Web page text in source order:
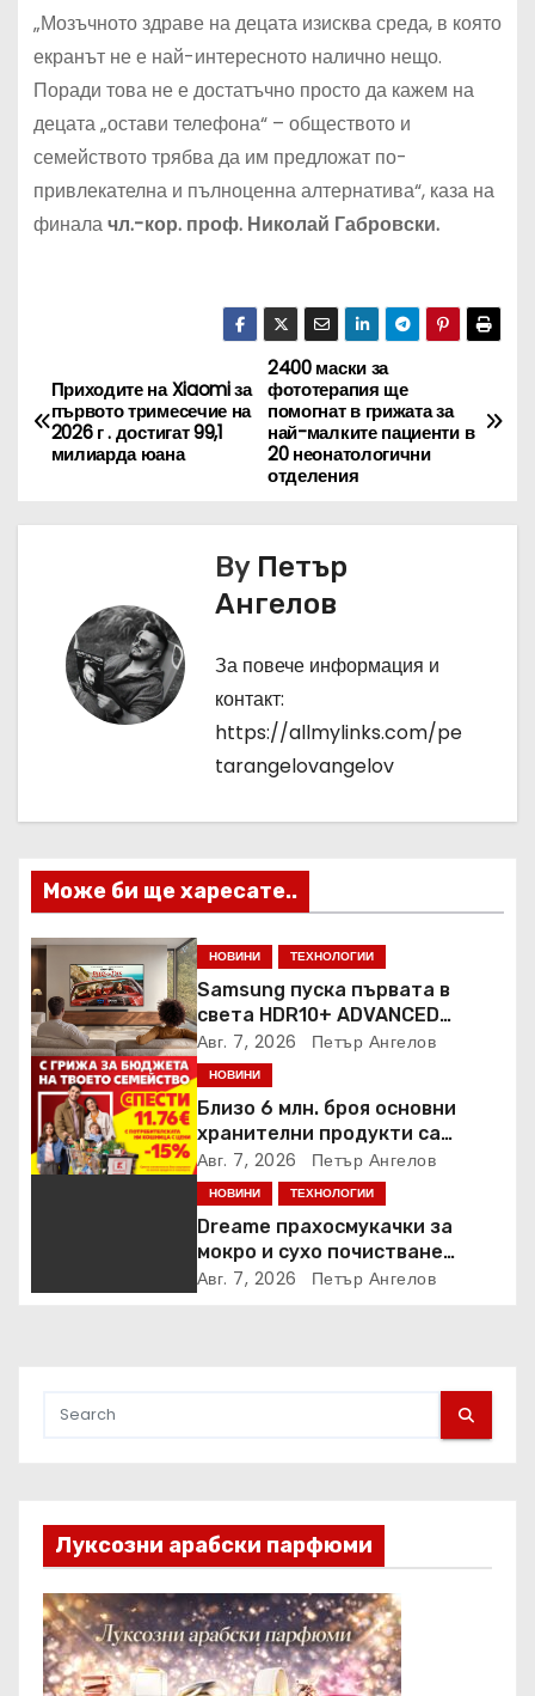
„Мозъчното здраве на децата изисква среда, в която
екранът не е най-интересното налично нещо.
Поради това не е достатъчно просто да кажем на
децата „остави телефона“ – обществото и
семейството трябва да им предложат по-
привлекателна и пълноценна алтернатива“, каза на
финалачл.-кор. проф. Николай Габровски.
Н
а
и
2400 маски за
фототерапия ще
помогнат в грижата за
най-малките пациенти в
20 неонатологични
отделения
Приходите на Xiaomi за
първото тримесечие на
2026 г . достигат 99,1
милиарда юана
By Петър
Ангелов
За повече информация и
контакт:
https://allmylinks.com/pe
tarangelovangelov
Може би ще харесате..
НОВИНИ ТЕХНОЛОГИИ
Samsung пуска първата в
света HDR10+ ADVANCED
стрийминг услуга в Prime
Video
Авг. 7, 2026 Петър Ангелов
НОВИНИ
Близо 6 млн. броя основни
хранителни продукти са
закупени от „Кошница с
грижа“ в Kaufland от старта на
кампанията
Авг. 7, 2026 Петър Ангелов
НОВИНИ ТЕХНОЛОГИИ
Dreame прахосмукачки за
мокро и сухо почистване
надхвърлиха 2 000 патентни
Авг. 7, 2026 Петър Ангелов
Луксозни арабски парфюми